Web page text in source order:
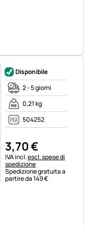
Disponibile
2 - 5 giorni
0,21 kg
504252
3,70€
Informazioni fiscali:
IVA incl.escl. spese di
spedizione
Spedizione gratuita a
partire da 149 €